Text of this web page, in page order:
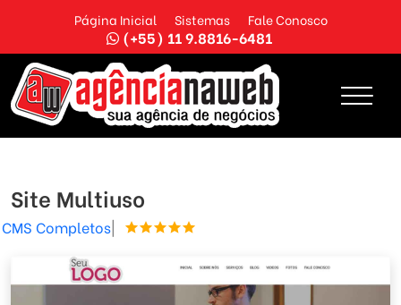
Página Inicial Sistemas Fale Conosco
(+55) 11 9.8816-6481
Site Multiuso
CMS Completos|